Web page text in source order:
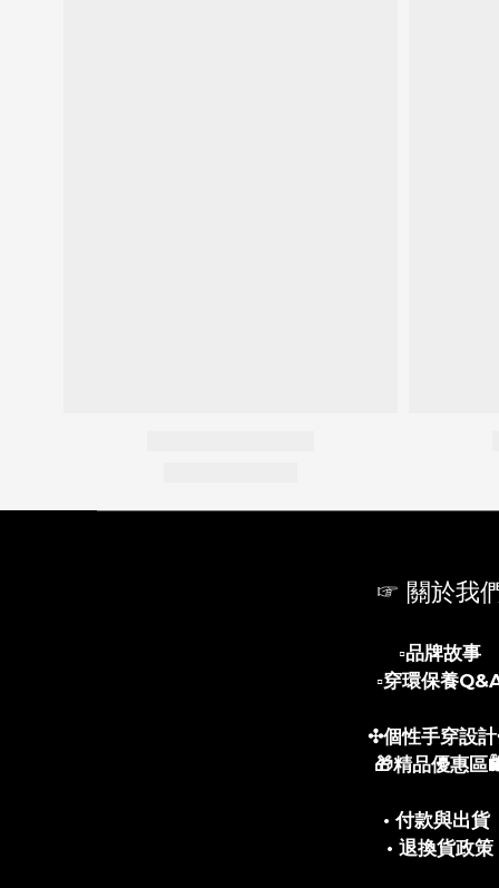
☞ 關於我
▫️品牌故事
▫️穿環保養
✣個性手穿設
🎁精品優惠區
• 付款與出貨
• 退換貨政策